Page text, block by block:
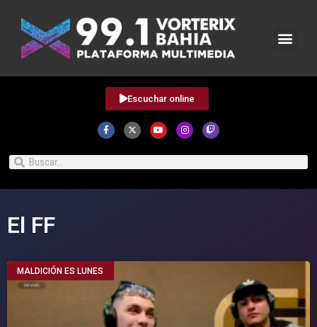
Escuchar online
El FF
MALDICIÓN ES LUNES